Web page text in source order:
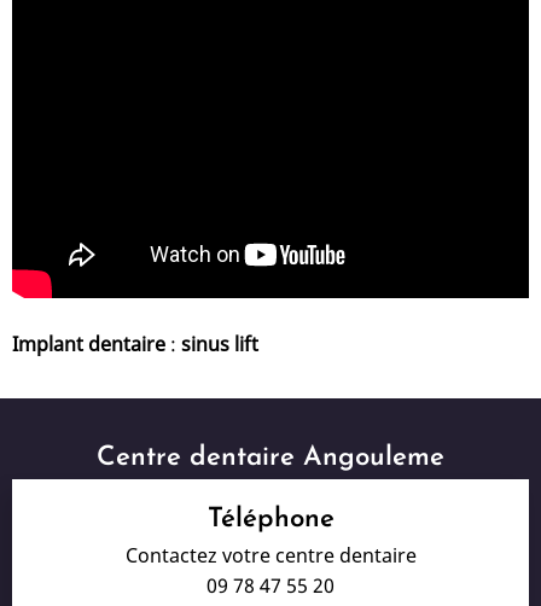
Implant dentaire : sinus lift
Centre dentaire Angouleme
Téléphone
Contactez votre centre dentaire
09 78 47 55 20